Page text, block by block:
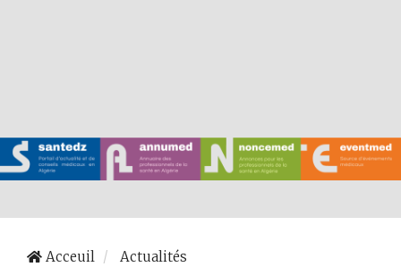
Acceuil
Actualités